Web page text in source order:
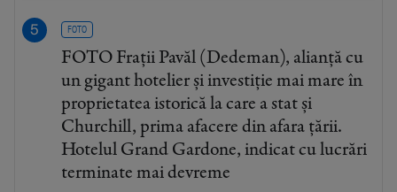
FOTO
FOTO Frații Pavăl (Dedeman), alianță cu
un gigant hotelier și investiție mai mare în
proprietatea istorică la care a stat și
Churchill, prima afacere din afara țării.
Hotelul Grand Gardone, indicat cu lucrări
terminate mai devreme